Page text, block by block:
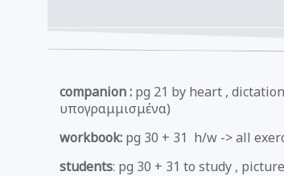
companion : pg 21 by heart ,
υπογραμμισμένα)
workbook: pg 30 + 31 h/w -> all
students: pg 30 + 31 to study ,